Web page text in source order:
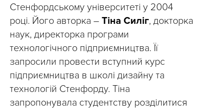
Стенфордському університеті у 2004
році. Його авторка – Тіна Силіг, докторка
наук, директорка програми
технологічного підприємництва. Її
запросили провести вступний курс
підприємництва в школі дизайну та
технологій Стенфорду. Тіна
запропонувала студентству розділитися